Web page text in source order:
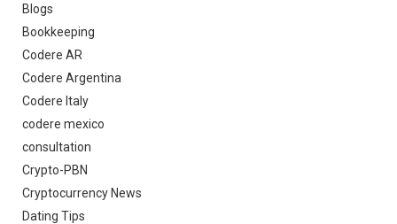
Blogs
Bookkeeping
Codere AR
Codere Argentina
Codere Italy
codere mexico
consultation
Crypto-PBN
Cryptocurrency News
Dating Tips